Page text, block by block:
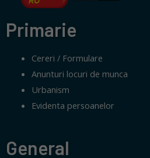
Primarie
Cereri / Formulare
Anunturi locuri de munca
Urbanism
Evidenta persoanelor
General